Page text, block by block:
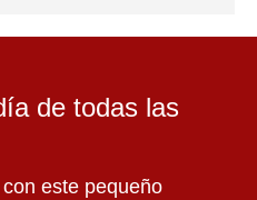
de todas las
este pequeño